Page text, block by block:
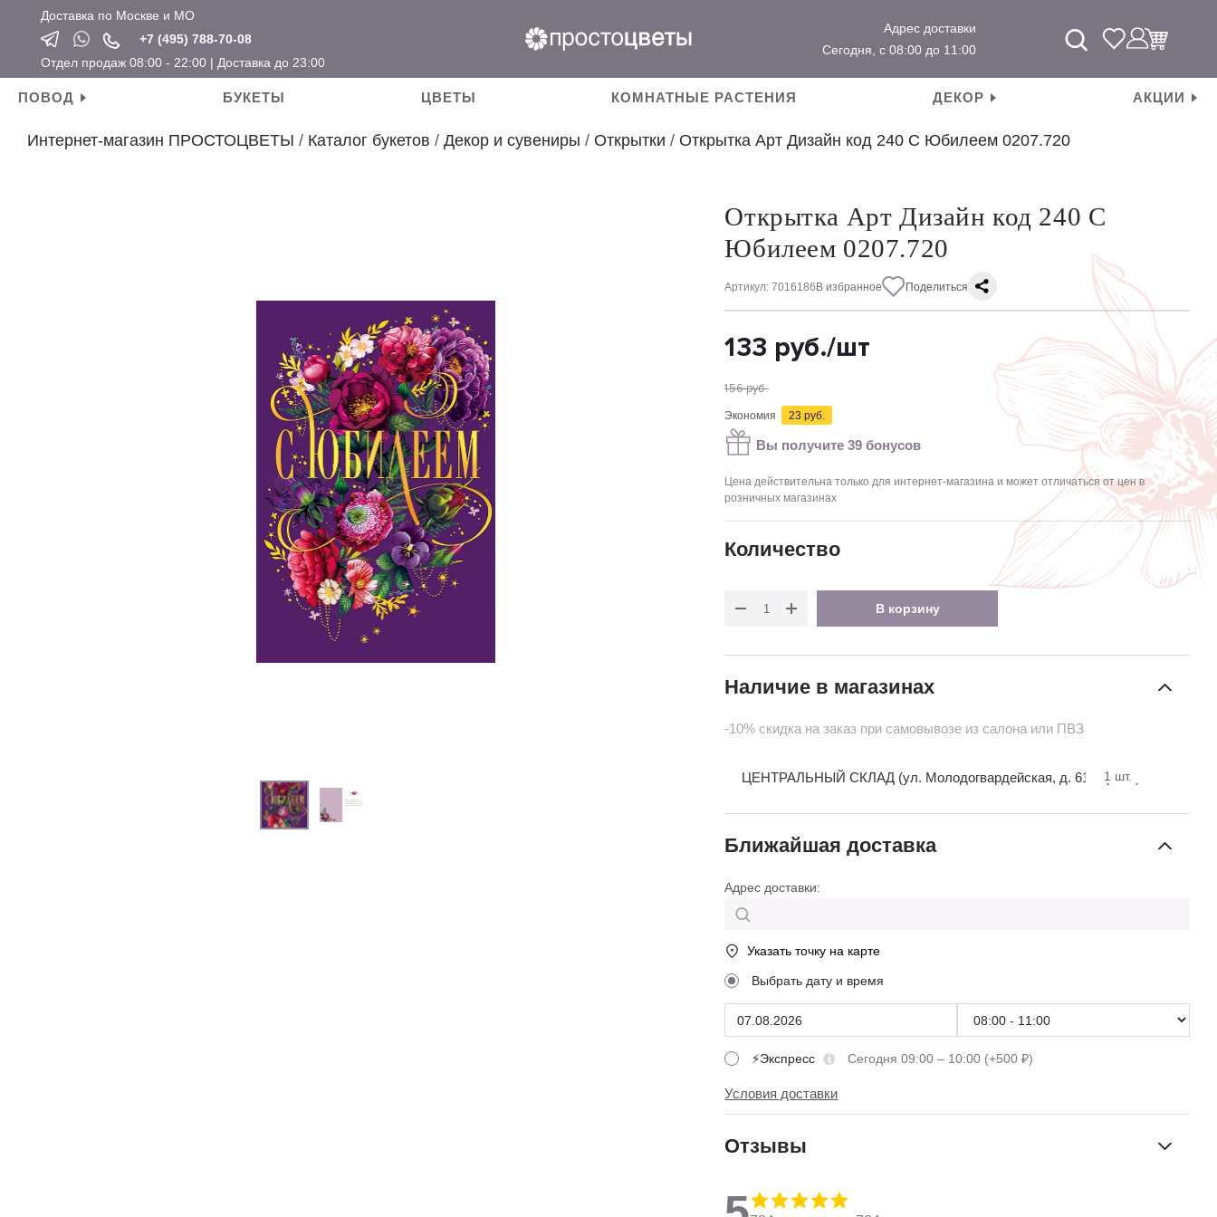
Доставка по Москве и МО
+7 (495) 788-70-08
Отдел продаж 08:00 - 22:00 | Доставка до 23:00
Адрес доставки
Сегодня, с 08:00 до 11:00
ПОВОД
Личные поводы
Календарные праздники
БУКЕТЫ ЦВЕТЫ КОМНАТНЫЕ РАСТЕНИЯ ДЕКОР
Ароматические свечи
АКЦИИ
Новый год
Интернет-магазин ПРОСТОЦВЕТЫ / Каталог букетов / Декор и сувениры / Открытки / Открытка Арт Дизайн код 240 С Юбилеем 0207.720
Открытка Арт Дизайн код 240 С
Юбилеем 0207.720
Артикул: 7016186 В избранное Поделиться
133 руб./шт
156руб.
Экономия 23 руб.
Вы получите 39 бонусов
Цена действительна только для интернет-магазина и может отличаться от цен в
розничных магазинах
Количество
В корзину
Наличие в магазинах
-10% скидка на заказ при самовывозе из салона или ПВЗ
ЦЕНТРАЛЬНЫЙ СКЛАД (ул. Молодогвардейская, д. 61 стр. 20)
1 шт.
Ближайшая доставка
Адрес доставки:
Указать точку на карте
Выбрать дату и время
⚡Экспресс Сегодня 09:00 – 10:00 (+500 ₽)
Условия доставки
Отзывы